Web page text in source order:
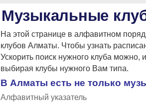
Музыкальные
На этой странице в алфавитном
клубов Алматы. Чтобы узнать
Ускорить поиск нужного клуба можно,
выбирая клубы нужного Вам типа.
В Алматы есть не только
Алфавитный указатель